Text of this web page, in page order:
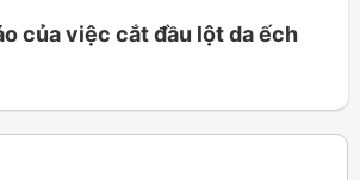
của việc cắt đầu lột da ếch